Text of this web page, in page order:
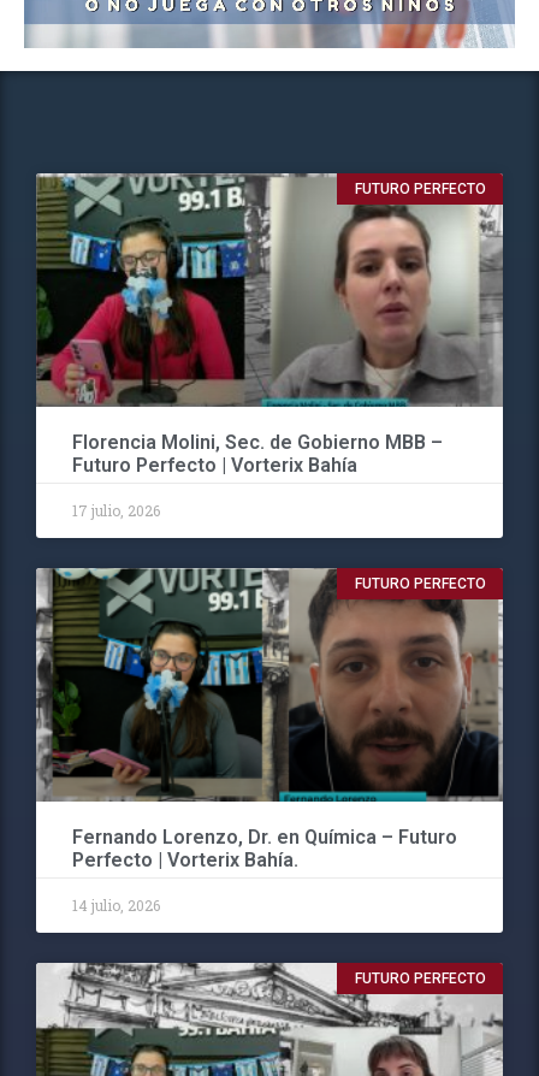
FUTURO PERFECTO
Florencia Molini, Sec. de Gobierno MBB –
Futuro Perfecto | Vorterix Bahía
17 julio, 2026
FUTURO PERFECTO
Fernando Lorenzo, Dr. en Química – Futuro
Perfecto | Vorterix Bahía.
14 julio, 2026
FUTURO PERFECTO